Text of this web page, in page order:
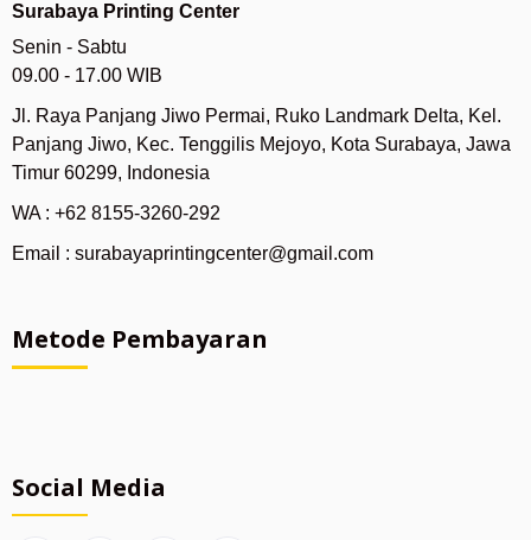
Surabaya Printing Center
Senin - Sabtu
09.00 - 17.00 WIB
Jl. Raya Panjang Jiwo Permai, Ruko Landmark Delta, Kel.
Panjang Jiwo, Kec. Tenggilis Mejoyo, Kota Surabaya, Jawa
Timur 60299, Indonesia
WA : +62 8155-3260-292
Email : surabayaprintingcenter@gmail.com
Metode Pembayaran
Social Media